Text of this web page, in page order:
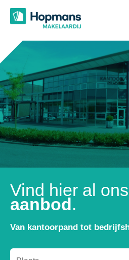
naar
inhoud
Vind hier al ons
aanbod.
Van kantoorpand tot